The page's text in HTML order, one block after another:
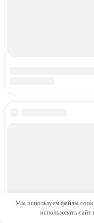
Мы используем файлы
использовать